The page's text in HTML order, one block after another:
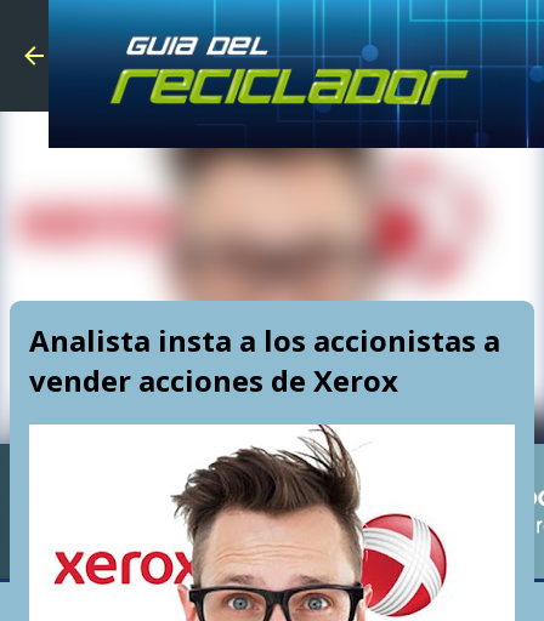
Skip to
Analista insta a los accionistas a
vender acciones de Xerox